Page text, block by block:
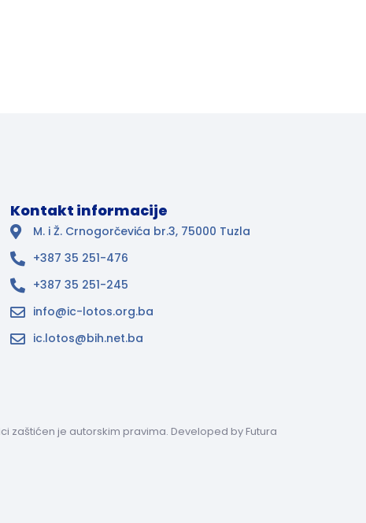
Kontakt informacije
M. i Ž. Crnogorčevića br.3, 75000 Tuzla
+387 35 251-476
+387 35 251-245
info@ic-lotos.org.ba
ic.lotos@bih.net.ba
zaštićen je autorskim pravima. Developed by Futura